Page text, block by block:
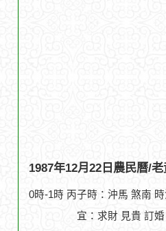
1987年12月22日農民曆/
0時-1時 丙子時：沖馬 煞南
宜：求財 見貴 訂